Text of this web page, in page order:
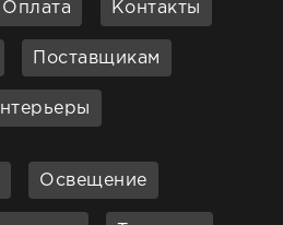
Оплата Контакты
Поставщикам
Освещение